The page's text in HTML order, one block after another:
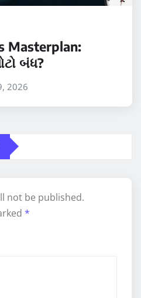
Masterplan:
બંધ?
2026
not be published.
*